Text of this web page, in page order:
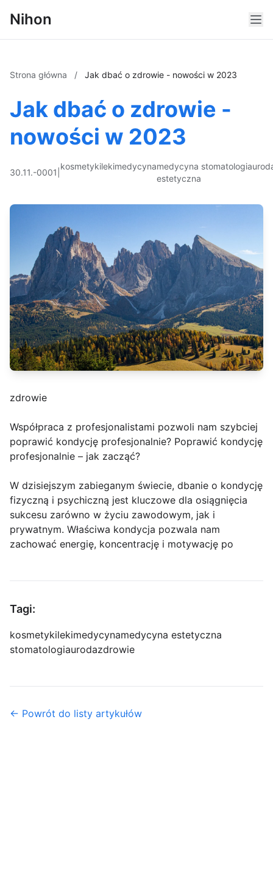
Nihon
Strona główna / Jak dbać o zdrowie - nowości w 2023
Jak dbać o zdrowie -
nowości w 2023
30.11.-0001
kosmetykilekimedycynamedycyna
estetyczna
stomatologia
zdrowie
Współpraca z profesjonalistami pozwoli nam szybciej
poprawić kondycję profesjonalnie? Poprawić kondycję
profesjonalnie – jak zacząć?
W dzisiejszym zabieganym świecie, dbanie o kondycję
fizyczną i psychiczną jest kluczowe dla osiągnięcia
sukcesu zarówno w życiu zawodowym, jak i
prywatnym. Właściwa kondycja pozwala nam
zachować energię, koncentrację i motywację po
Tagi:
kosmetykilekimedycynamedycyna estetyczna
stomatologiaurodazdrowie
← Powrót do listy artykułów